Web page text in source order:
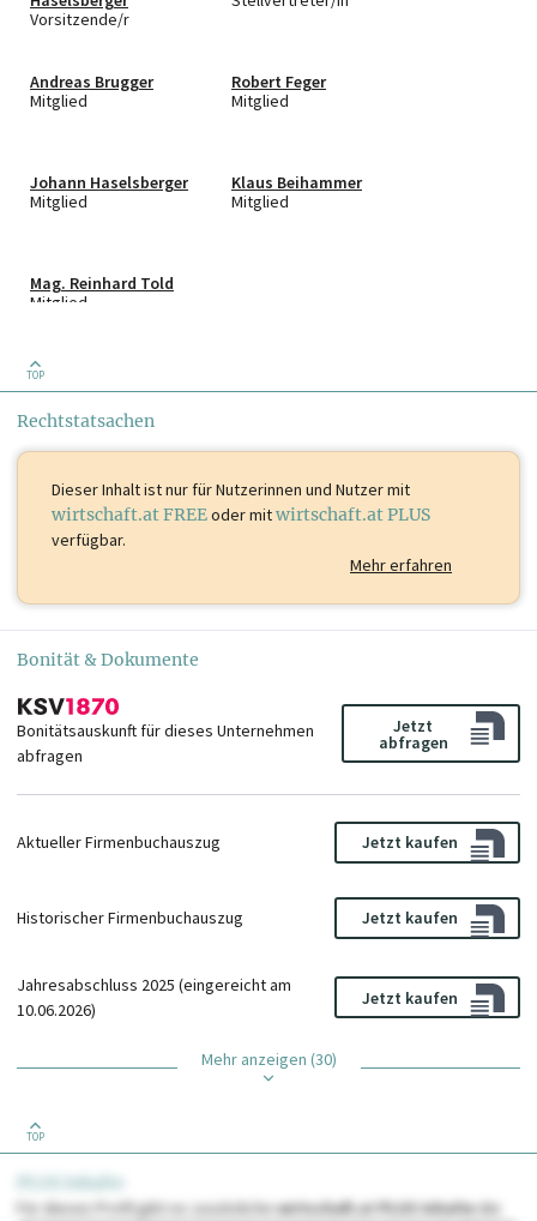
Vorsitzende/r
Andreas Brugger
Mitglied
Robert Feger
Mitglied
Johann Haselsberger
Mitglied
Klaus Beihammer
Mitglied
Mag. Reinhard Told
Mitglied
TOP
Rechtstatsachen
Dieser Inhalt istnur für Nutzerinnen und Nutzer mit
wirtschaft.at FREEoder mitwirtschaft.at PLUS
verfügbar.
Mehr erfahren
Bonität & Dokumente
Bonitätsauskunft für dieses Unternehmen
abfragen
Jetzt
abfragen
Aktueller Firmenbuchauszug Jetzt kaufen
Historischer Firmenbuchauszug Jetzt kaufen
Jahresabschluss 2025 (eingereicht am
10.06.2026)
Jetzt kaufen
Mehr anzeigen (30)
TOP
PLUS Inhalte
Für dieses Profil gibt es zusätzlichewirtschaft.at PLUS Inhaltedie